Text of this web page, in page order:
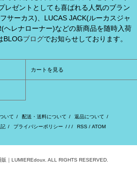
レゼントとしても喜ばれる人気のブラン
サーカス)、LUCAS JACK(ルーカスジャ
ヘレナローナー)などの新商品を随時入荷
BLOGブログでお知らせしております。
カートを見る
いて / 配送・送料について / 返品について /
/ プライバシーポリシー / / / RSS / ATOM
｜LUMIEREdoux. ALL RIGHTS RESERVED.